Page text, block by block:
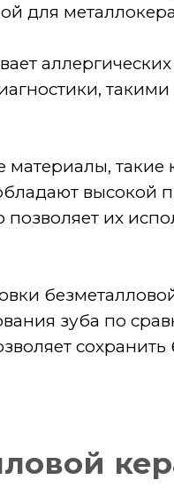
высокой прочностью
керамики
сохранить больше
зубов для